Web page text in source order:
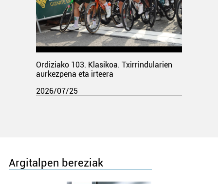
Ordiziako 103. Klasikoa. Txirrindularien
aurkezpena eta irteera
2026/07/25
Argitalpen bereziak